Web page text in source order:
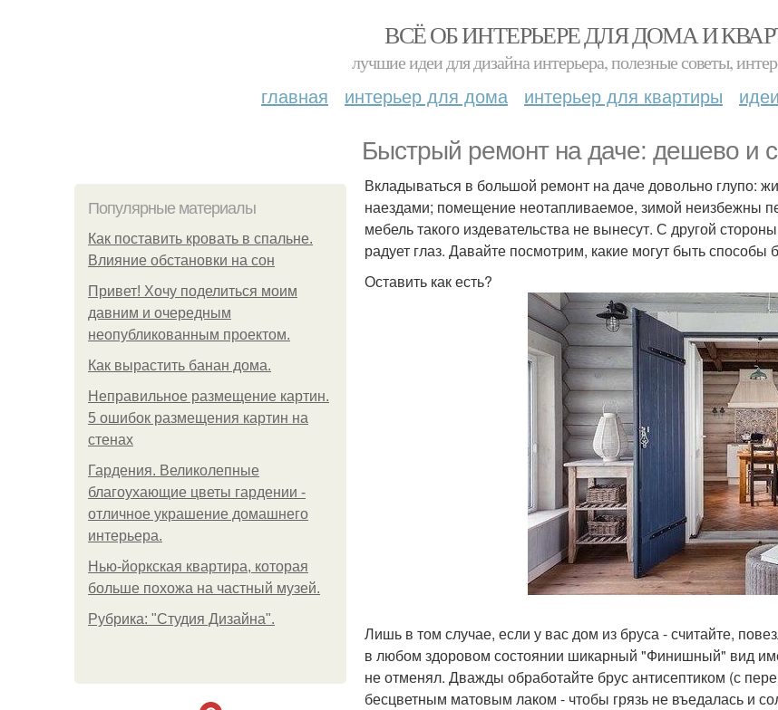
ВСЁ ОБ ИНТЕРЬЕРЕ ДЛЯ ДОМА И
лучшие идеи для дизайна интерьера, полезные советы,
главная интерьер для дома интерьер для квартиры
Быстрый ремонт на даче: дешево и
Популярные материалы
Как поставить кровать в спальне.
Влияние обстановки на сон
Привет! Хочу поделиться моим
давним и очередным
неопубликованным проектом.
Как вырастить банан дома.
Неправильное размещение картин.
5 ошибок размещения картин на
стенах
Гардения. Великолепные
благоухающие цветы гардении -
отличное украшение домашнего
интерьера.
Нью-йоркская квартира, которая
больше похожа на частный музей.
Рубрика: "Студия Дизайна".
Вкладываться в большой ремонт на даче довольно глупо:
наездами; помещение неотапливаемое, зимой неизбежны
мебель такого издевательства не вынесут. С другой
радует глаз. Давайте посмотрим, какие могут быть
Оставить как есть?
Лишь в том случае, если у вас дом из бруса - считайте,
в любом здоровом состоянии шикарный "Финишный" вид
не отменял. Дважды обработайте брус антисептиком (с
бесцветным матовым лаком - чтобы грязь не въедалась и